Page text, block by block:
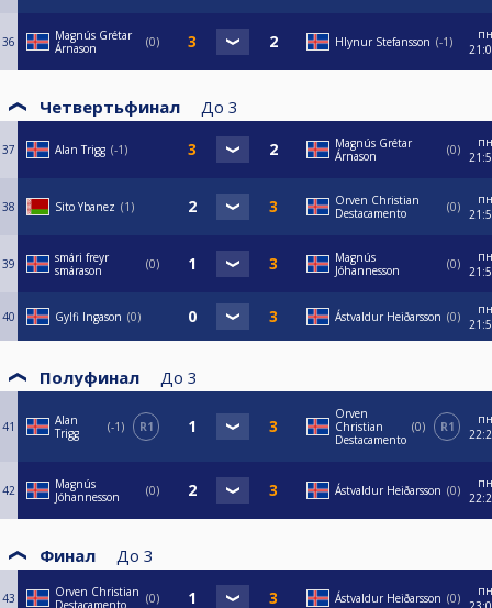
36
Magnús Grétar
Árnason
0 Hlynur Stefansson -1
пн
Четвертьфинал До 3
37 Alan Trigg -1
Magnús Grétar
Árnason
0
пн
38 Sito Ybanez 1
Orven Christian
Destacamento
0
пн
39
smári freyr
smárason
0
Magnús
Jóhannesson
0
пн
40 Gylfi Ingason 0 Ástvaldur Heiðarsson 0
пн
Полуфинал До 3
41
Alan
Trigg
-1 R1
Orven
Christian
Destacamento
0 R1
пн
42
Magnús
Jóhannesson
0 Ástvaldur Heiðarsson 0
пн
Финал До 3
43
Orven Christian
0 Ástvaldur Heiðarsson 0
пн